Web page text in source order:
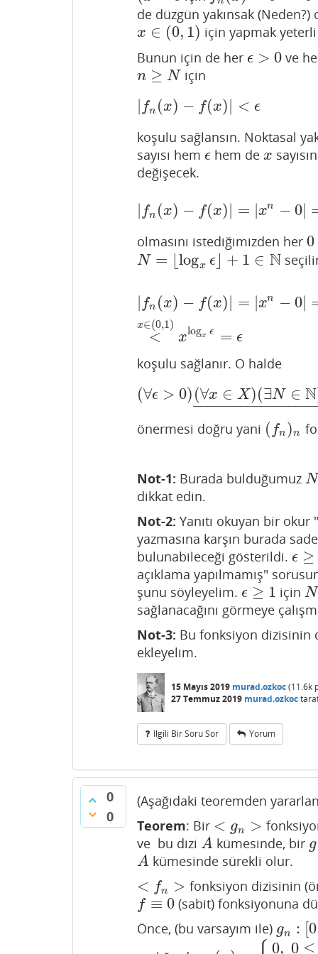
de düzgün yakınsak (Neden?)
x ∈ (0, 1)
x∈(0 ,1)
için yapmak
Bunun için de her ϵ > 0
ϵ>0 ve
n ≥ N
n≥ N için
fn (x) − f(x) < ϵ
|fn x)− f(x)|<
koşulu sağlansın. Noktasal
sayısı hem ϵ
ϵhem de x
x
değişecek.
fn (x) − f(x) = xn − 0|
|fn x)−f(x |=| xn− 0| =| x
olmasını istediğimizden her 0
0
N = ⌊logx ϵ ⌋ + 1 ∈ N
N= ⌊log xϵ⌋+1 ∈ N
| fn (x) − f(x)| = |xn − 0|
<
x∈(0,1)
xlogx ϵ = ϵ
f ( | = n n
koşulu sağlanır. O halde
(∀ϵ > 0)(∀x ∈ X)(∃N ∈ N
––––––––––––––––––
(∀ϵ >0 )(∀x∈X)(∃ N ∈
önermesi doğru yani ( fn )n
(f n)n
Not-1: Burada bulduğumuz N
N
dikkat edin.
Not-2: Yanıtı okuyan bir okur
yazmasına karşın burada
bulunabileceği gösterildi. ϵ ≥
ϵ≥1
açıklama yapılmamış"
şunu söyleyelim. ϵ ≥ 1
ϵ≥1 içinN
N
sağlanacağını görmeye
Not-3: Bu fonksiyon dizisinin
ekleyelim.
15 Mayıs 2019 murad.ozkoc(11.6k
27 Temmuz 2019 murad.ozkoc
Ilgili Bir Soru Sor Yorum
0
0
(Aşağıdaki teoremden
Teorem: Bir < gn >
<g n>
ve bu dizi A
A kümesinde, bir g
g
A
A kümesinde sürekli olur.
< fn >
<f > fonksiyon dizisinin
f ≡ 0
f≡ 0
(sabit) fonksiyonuna
Önce, (bu varsayım ile) gn : [0
gn [0 1
0, 0 ≤